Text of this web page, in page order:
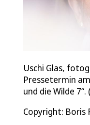
Uschi Glas,
Pressetermin
und die Wilde
Copyright: Boris